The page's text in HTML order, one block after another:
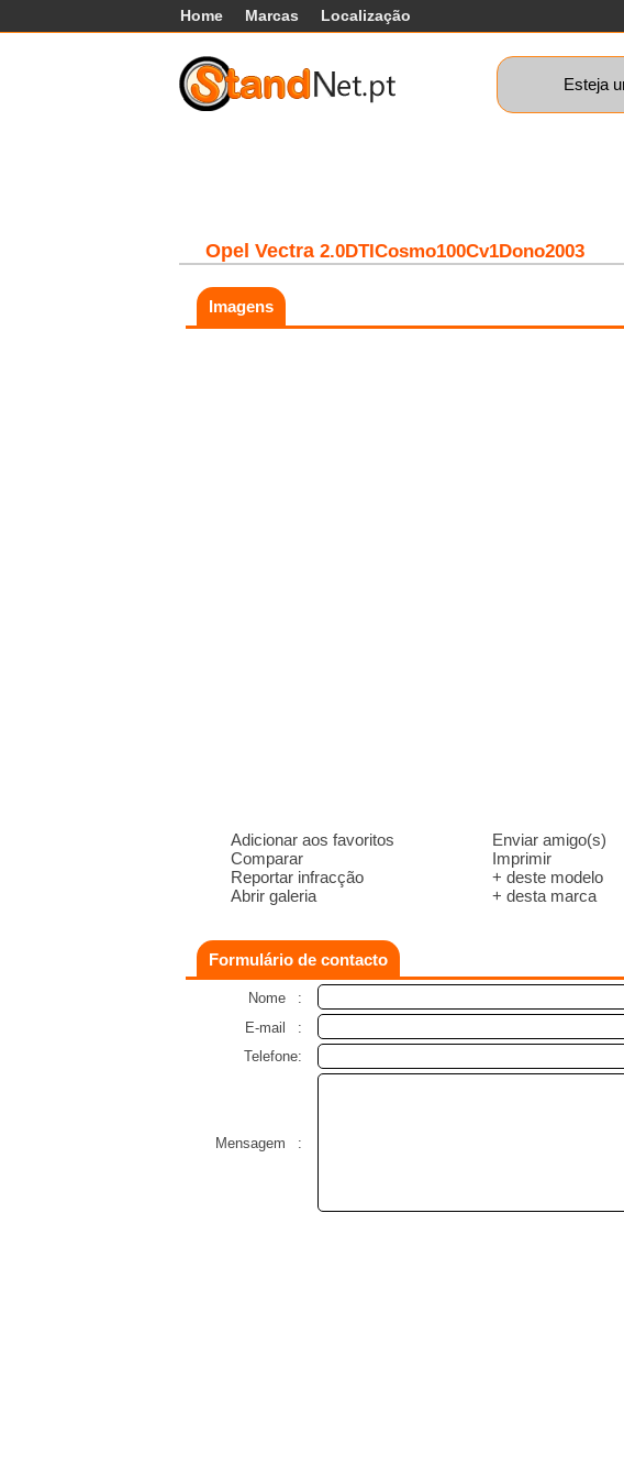
Home Marcas Localização
Esteja
Opel Vectra 2.0DTICosmo100Cv1Dono2003
Imagens
Adicionar aos favoritos
Comparar
Reportar infracção
Abrir galeria
Enviar amigo(s)
Imprimir
+ deste modelo
+ desta marca
Formulário de contacto
Nome
:
E-mail
:
Telefone:
Mensagem :